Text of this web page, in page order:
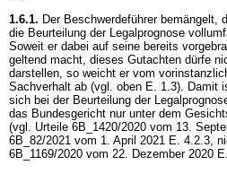
1.6.1. Der Beschwerdeführer bemängelt,
die Beurteilung der Legalprognose
Soweit er dabei auf seine bereits
geltend macht, dieses Gutachten dürfe
darstellen, so weicht er vom
Sachverhalt ab (vgl. oben E. 1.3). Damit
sich bei der Beurteilung der
das Bundesgericht nur unter dem
(vgl. Urteile 6B_1420/2020 vom 13.
6B_82/2021 vom 1. April 2021 E. 4.2.3,
6B_1169/2020 vom 22. Dezember 2020